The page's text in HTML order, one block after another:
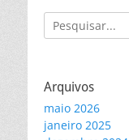
Pesquisar
por:
Arquivos
maio 2026
janeiro 2025